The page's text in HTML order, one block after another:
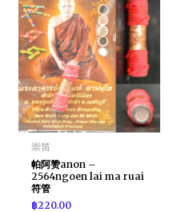
崇笛
帕阿赞anon –
2564ngoen lai ma ruai
符管
฿220.00